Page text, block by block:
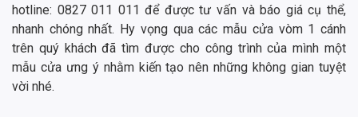
hotline: 0827 011 011 để được tư vấn và báo giá cụ thể,
nhanh chóng nhất. Hy vọng qua các mẫu cửa vòm 1 cánh
trên quý khách đã tìm được cho công trình của mình một
mẫu cửa ưng ý nhằm kiến tạo nên những không gian tuyệt
vời nhé.